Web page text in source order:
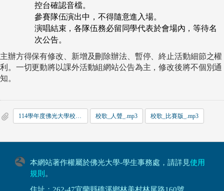
控台確認音檔。
參賽隊伍演出中，不得隨意進入場。
演唱結束，各隊伍務必留同學代表於會場內，等待名
次公告。
主辦方得保有修改、新增及刪除辦法、暫停、終止活動細節之權
利。一切更動將以課外活動組網站公告為主，修改後將不個別通
知。
114學年度佛光大學校歌合唱比賽_比賽規章.pdf 校歌_人聲_.mp3 校歌_比賽版_.mp3
本網站著作權屬於佛光大學-學生事務處，請詳見使用
規則 。
住址：262-47宜蘭縣礁溪鄉林美村林尾路160號